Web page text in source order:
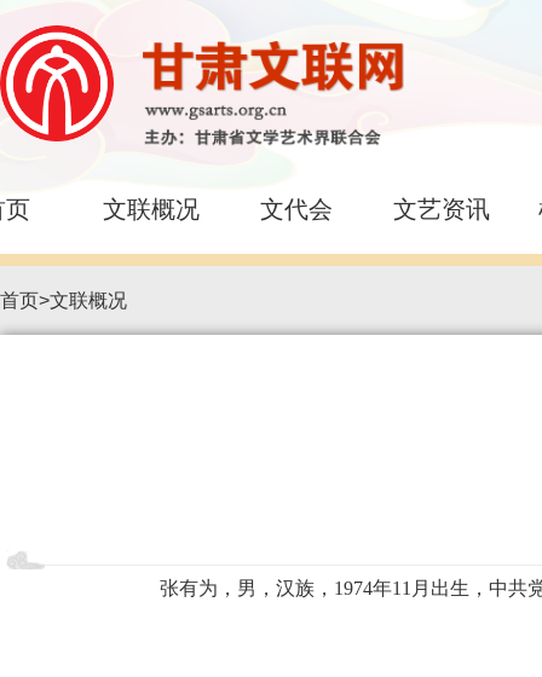
页 文联概况 文代会 文艺资讯
首页>文联概况
张有为，男，汉族，1974年11月出生，中